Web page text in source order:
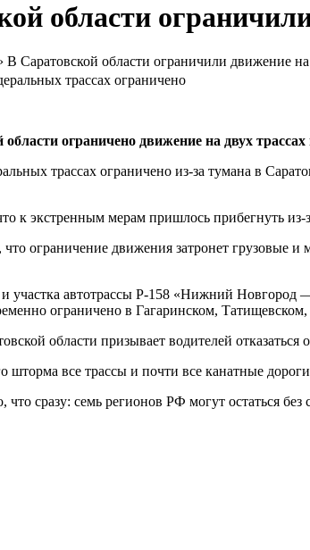
области
› В Саратовской области ограничили движение
ограничено движение на двух трассах
трассах ограничено из-за тумана в
к экстренным мерам пришлось прибегнуть
ограничение движения затронет грузовые
и участка автотрассы Р-158 «Нижний
ограничено в Гагаринском,
области призывает водителей
шторма все трассы и почти все канатные
сразу: семь регионов РФ могут остаться без